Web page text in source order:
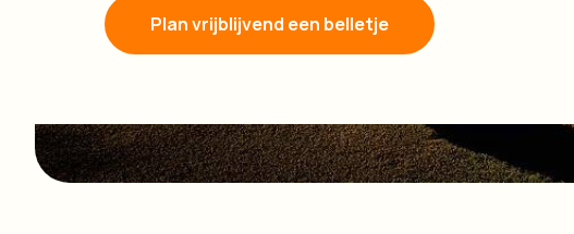
Plan vrijblijvend een belletje